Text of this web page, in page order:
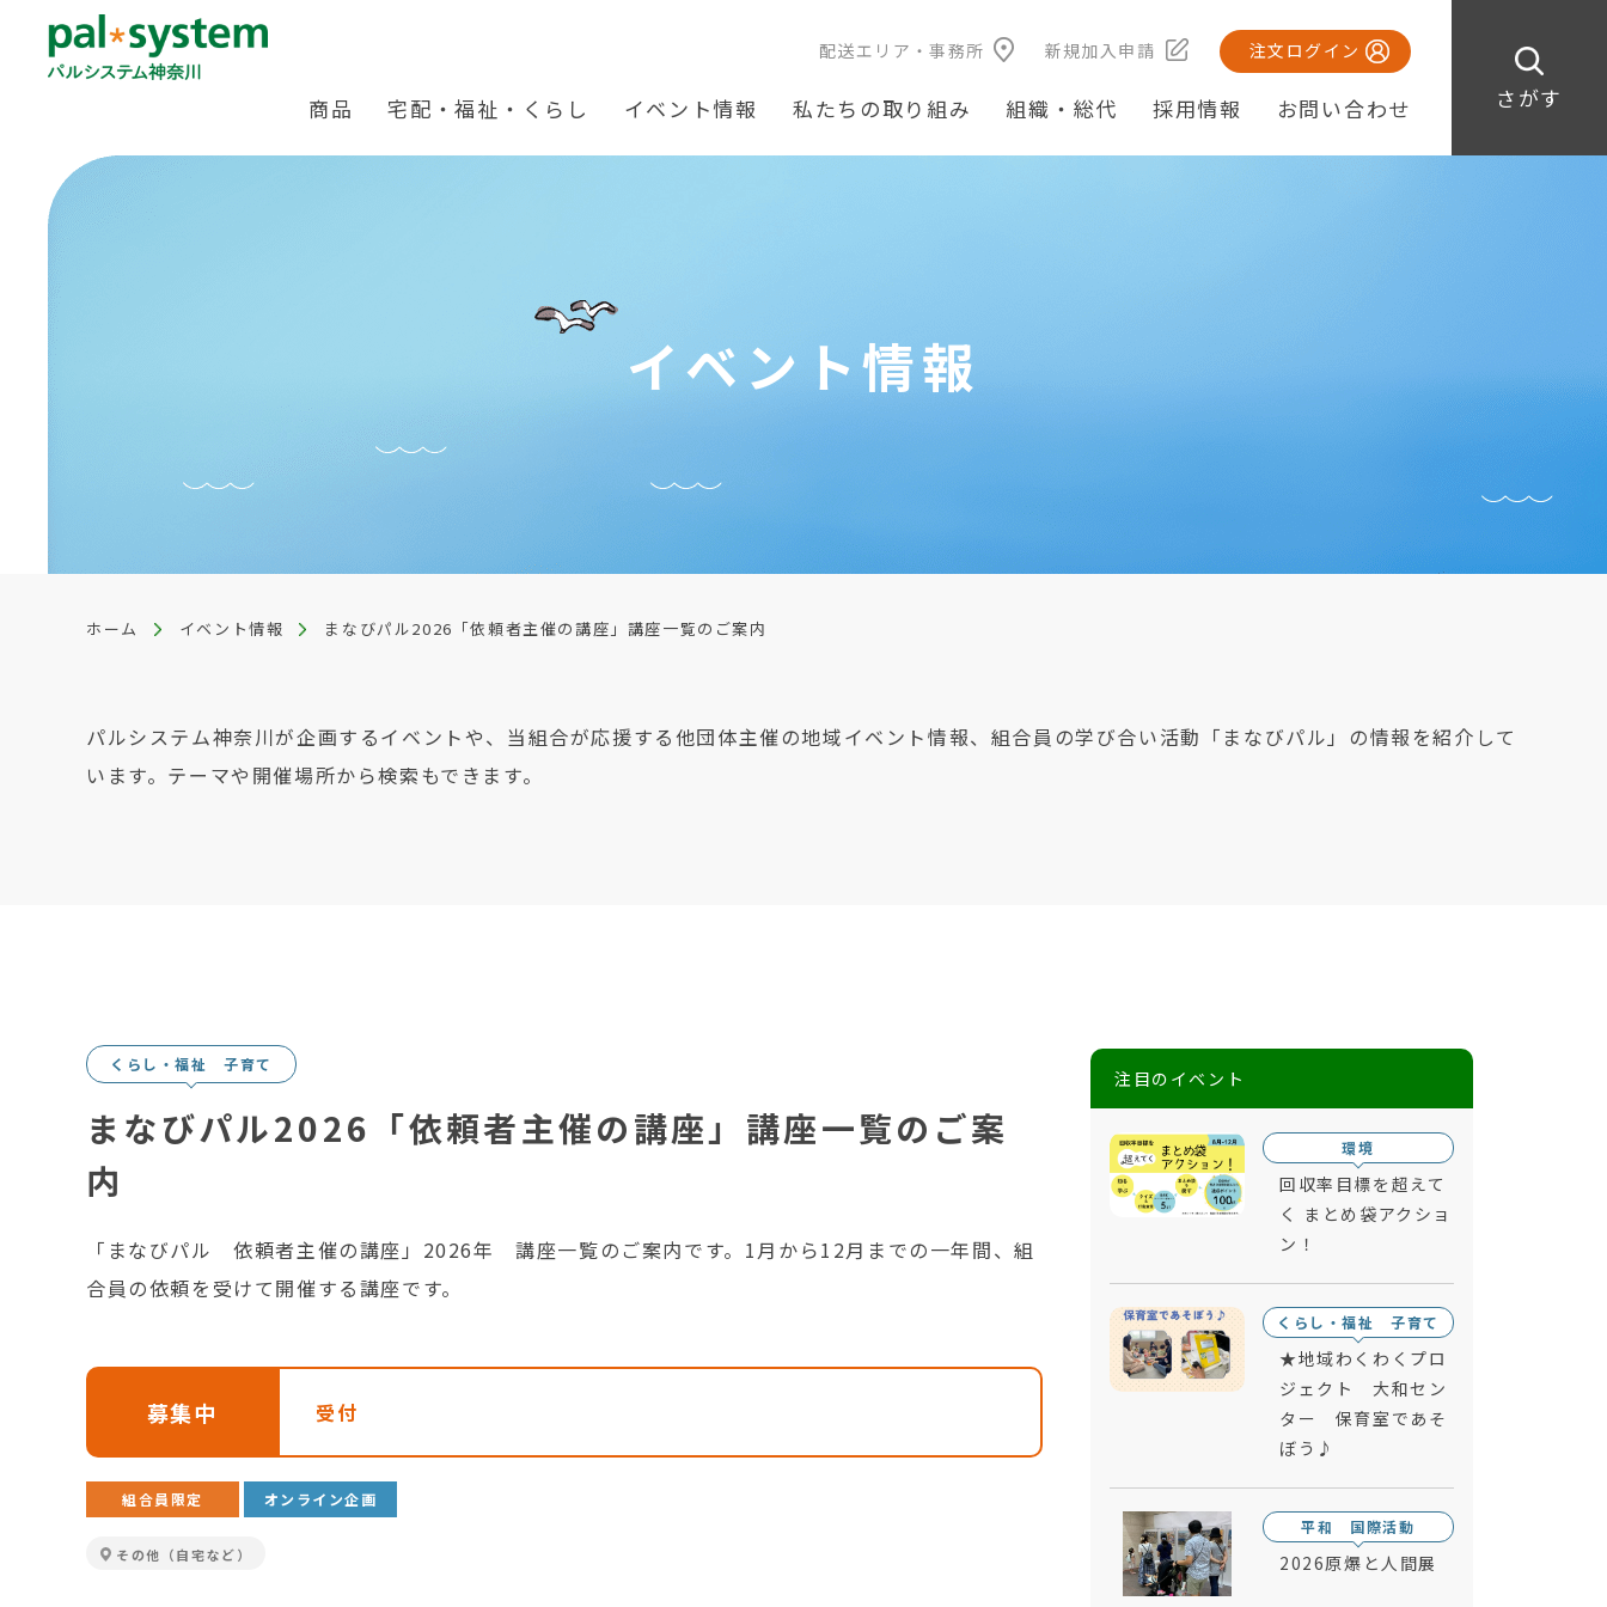
さがす
配送エリア・事務所 新規加入申請 注文ログイン
商品 宅配・福祉・くらし イベント情報 私たちの取り組み 組織・総代 採用情報 お問い合わせ
イベント情報
ホーム イベント情報 まなびパル2026「依頼者主催の講座」講座一覧のご案内
パルシステム神奈川が企画するイベントや、当組合が応援する他団体主催の地域イベント情報、組合員の学び合い活動「まなびパル」の情報を紹介して
います。テーマや開催場所から検索もできます。
くらし・福祉 子育て
まなびパル2026「依頼者主催の講座」講座一覧のご案
内
「まなびパル 依頼者主催の講座」2026年 講座一覧のご案内です。1月から12月までの一年間、組
合員の依頼を受けて開催する講座です。
募集中 受付
組合員限定 オンライン企画
その他（自宅など）
注目のイベント
環境
回収率目標を超えて
く まとめ袋アクショ
ン！
くらし・福祉 子育て
★地域わくわくプロ
ジェクト 大和セン
ター 保育室であそ
ぼう♪
平和 国際活動
2026原爆と人間展